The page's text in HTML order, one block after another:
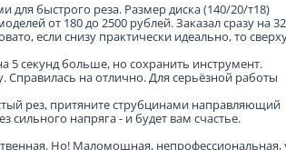
для быстрого реза. Размер диска (140/20/т18)
от 180 до 2500 рублей. Заказал сразу на 32
если снизу практически идеально, то
5 секунд больше, но сохранить инструмент.
Справилась на отлично. Для серьёзной работы
рез, притяните струбцинами направляющий
напряга - и будет вам счастье.
Но! Маломощная, непрофессиональная,